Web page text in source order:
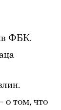
ФБК.
о том, что